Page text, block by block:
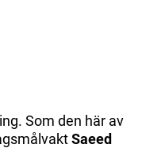
Som den här av
Saeed